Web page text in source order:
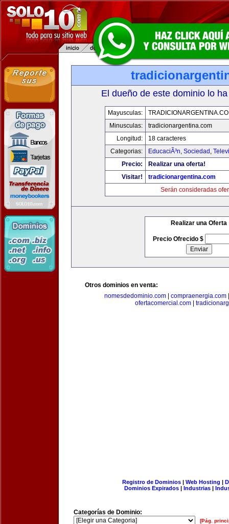
El dueño de este dominio lo
Mayusculas:
Minusculas:
tradicionargentina.com
Longitud:
18 caracteres
Categorias:
EducaciÃ³n, Sociedad ,
Precio:
Realizar una oferta!
Visitar!
tradicionargentina.com
Serán consideradas
Realizar una Oferta
Precio Ofrecido $
Otros dominios en venta:
nomesdedominio.com| compraenergia.com
ofertacomercial.com
Registro de Dominios| Web Hosting |
Dominios Expirados | Industrias |
Categorías de Dominio:
[Pág.